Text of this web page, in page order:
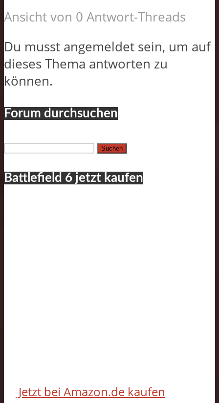
Ansicht von 0 Antwort-Threads
Du musst angemeldet sein, um auf
dieses Thema antworten zu
können.
Forum durchsuchen
Suchen
Battlefield 6 jetzt kaufen
Jetzt bei Amazon.de kaufen